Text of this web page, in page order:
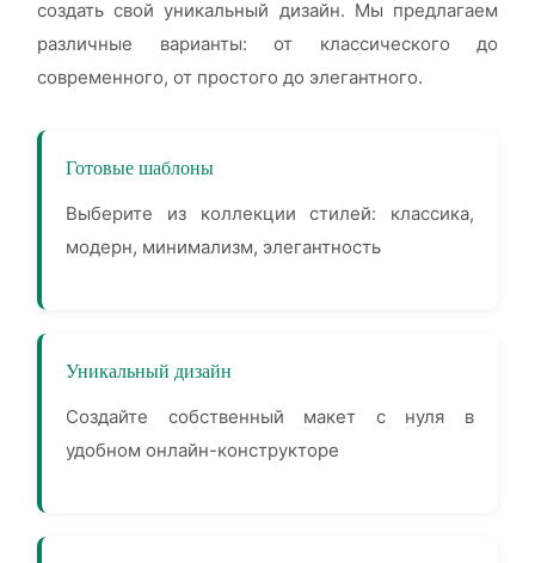
создать свой уникальный дизайн. Мы предлагаем
различные варианты: от классического до
современного, от простого до элегантного.
Готовые шаблоны
Выберите из коллекции стилей: классика,
модерн, минимализм, элегантность
Уникальный дизайн
Создайте собственный макет с нуля в
удобном онлайн-конструкторе